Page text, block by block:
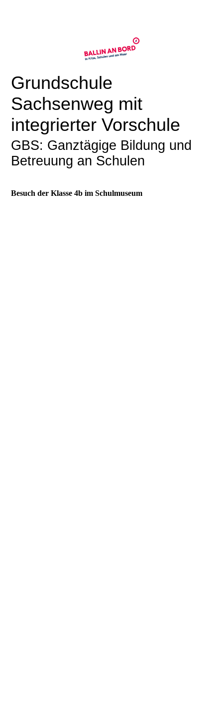
Grundschule
Sachsenweg mit
integrierter Vorschule
GBS: Ganztägige Bildung und
Betreuung an Schulen
Besuch der Klasse 4b im Schulmuseum